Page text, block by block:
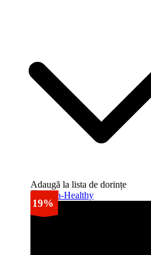
Adaugă la lista de dorințe
19%